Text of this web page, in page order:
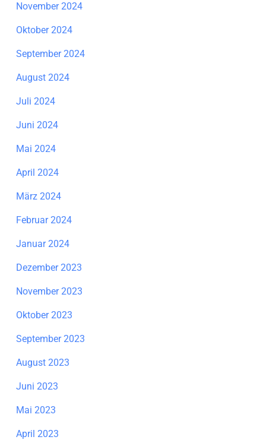
November 2024
Oktober 2024
September 2024
August 2024
Juli 2024
Juni 2024
Mai 2024
April 2024
März 2024
Februar 2024
Januar 2024
Dezember 2023
November 2023
Oktober 2023
September 2023
August 2023
Juni 2023
Mai 2023
April 2023